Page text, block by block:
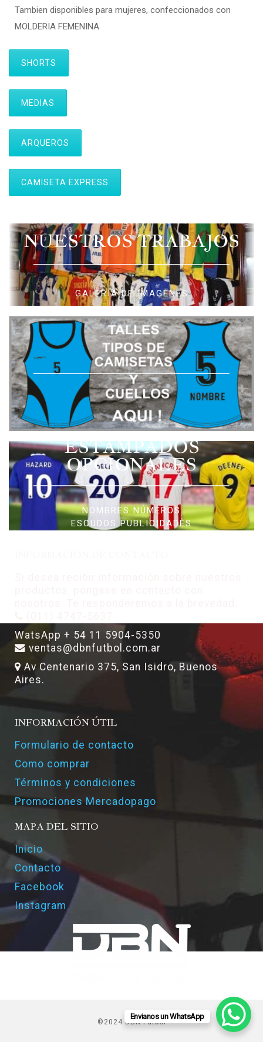
Tambien disponibles para mujeres, confeccionados con
MOLDERIA FEMENINA
SHORTS
MEDIAS
ARQUEROS
CAMISETA EXPRESS
NUESTROS TRABAJOS
GALERIA DE IMAGENES
ESTAMPADOS
OPCIONALES
NOMBRES NÚMEROS
ESCUDOS PUBLICIDADES
WatsApp + 54 11 5904-5350
ventas@dbnfutbol.com.ar
Av Centenario 375, San Isidro, Buenos
Aires.
INFORMACIÓN ÚTIL
Formulario de contacto
Como comprar
Términos y condiciones
Promociones Mercadopago
MAPA DEL SITIO
Inicio
Contacto
Facebook
Instagram
©2024 DBN Futbol
Envianos un WhatsApp